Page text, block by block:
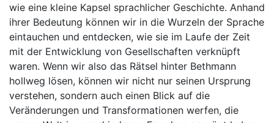
wie eine kleine Kapsel sprachlicher Geschichte. Anhand
ihrer Bedeutung können wir in die Wurzeln der Sprache
eintauchen und entdecken, wie sie im Laufe der Zeit
mit der Entwicklung von Gesellschaften verknüpft
waren. Wenn wir also das Rätsel hinter Bethmann
hollweg lösen, können wir nicht nur seinen Ursprung
verstehen, sondern auch einen Blick auf die
Veränderungen und Transformationen werfen, die